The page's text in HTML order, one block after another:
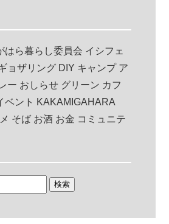
はら暮らし委員会 イシフェ
ョザリング DIY キャンプ ア
ー おしらせ グリーン カフ
ベント KAKAMIGAHARA
そば お酒 お金 コミュニテ